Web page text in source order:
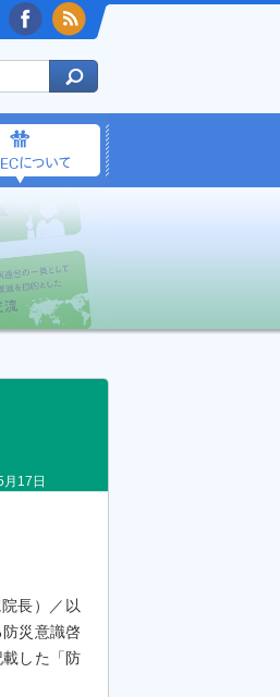
17日
長）／以
災意識啓
した「防